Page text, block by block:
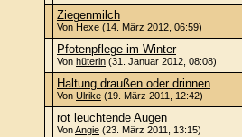
Ziegenmilch
Von Hexe (14. März 2012, 06:59)
Pfotenpflege im Winter
Von hüterin (31. Januar 2012, 08:08)
Haltung draußen oder drinnen
Von Ulrike (19. März 2011, 12:42)
rot leuchtende Augen
VonAngie (23. März 2011, 13:15)